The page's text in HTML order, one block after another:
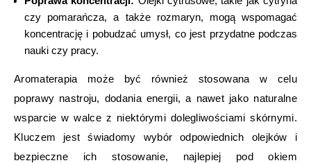
czy pomarańcza, a także rozmaryn, mogą wspomagać
koncentrację i pobudzać umysł, co jest przydatne podczas
nauki czy pracy.
Aromaterapia może być również stosowana w celu
poprawy nastroju, dodania energii, a nawet jako naturalne
wsparcie w walce z niektórymi dolegliwościami skórnymi.
Kluczem jest świadomy wybór odpowiednich olejków i
bezpieczne ich stosowanie, najlepiej pod okiem